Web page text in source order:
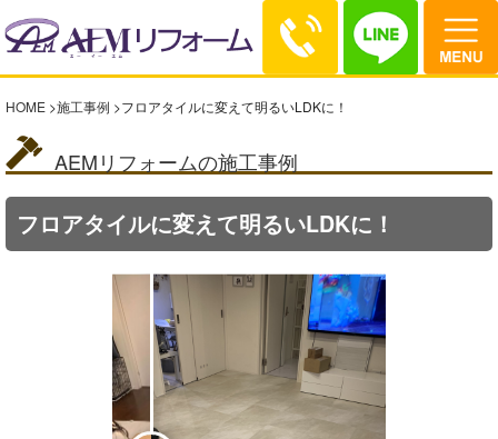
HOME >施工事例 >フロアタイルに変えて明るいLDKに！
AEMリフォームの施工事例
フロアタイルに変えて明るいLDKに！